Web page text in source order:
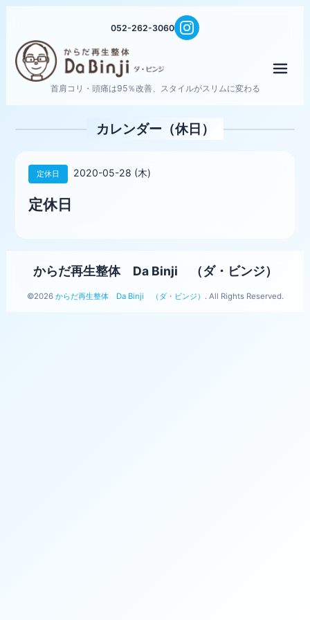
052-262-3060
首肩コリ・頭痛は95％改善、スタイルがスリムに変わる
カレンダー（休日）
定休日 2020-05-28 (木)
定休日
からだ再生整体 Da Binji （ダ・ビンジ）
©2026 からだ再生整体 Da Binji （ダ・ビンジ） . All Rights Reserved.